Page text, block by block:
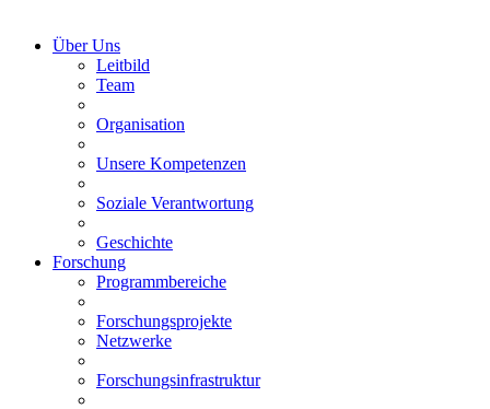
Über Uns
Leitbild
Team
Organisation
Unsere Kompetenzen
Soziale Verantwortung
Geschichte
Forschung
Programmbereiche
Forschungsprojekte
Netzwerke
Forschungsinfrastruktur